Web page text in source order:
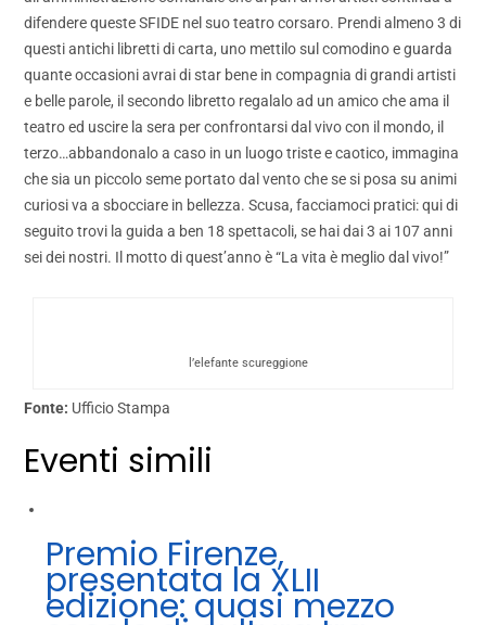
difendere queste SFIDE nel suo teatro corsaro. Prendi almeno 3 di
questi antichi libretti di carta, uno mettilo sul comodino e guarda
quante occasioni avrai di star bene in compagnia di grandi artisti
e belle parole, il secondo libretto regalalo ad un amico che ama il
teatro ed uscire la sera per confrontarsi dal vivo con il mondo, il
terzo…abbandonalo a caso in un luogo triste e caotico, immagina
che sia un piccolo seme portato dal vento che se si posa su animi
curiosi va a sbocciare in bellezza. Scusa, facciamoci pratici: qui di
seguito trovi la guida a ben 18 spettacoli, se hai dai 3 ai 107 anni
sei dei nostri. Il motto di quest’anno è “La vita è meglio dal vivo!”
l’elefante scureggione
Fonte: Ufficio Stampa
Eventi simili
Premio Firenze,
presentata la XLII
edizione: quasi mezzo